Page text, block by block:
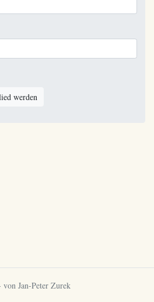
werden
von Jan-Peter Zurek